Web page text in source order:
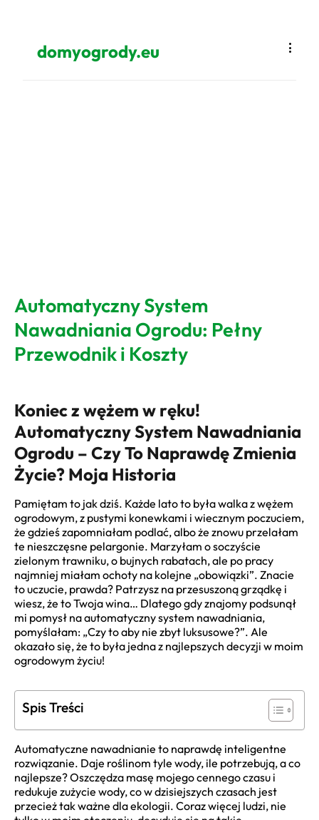
domyogrody.eu
Automatyczny System
Nawadniania Ogrodu: Pełny
Przewodnik i Koszty
Koniec z wężem w ręku!
Automatyczny System Nawadniania
Ogrodu – Czy To Naprawdę Zmienia
Życie? Moja Historia
Pamiętam to jak dziś. Każde lato to była walka z wężem
ogrodowym, z pustymi konewkami i wiecznym poczuciem,
że gdzieś zapomniałam podlać, albo że znowu przelałam
te nieszczęsne pelargonie. Marzyłam o soczyście
zielonym trawniku, o bujnych rabatach, ale po pracy
najmniej miałam ochoty na kolejne „obowiązki”. Znacie
to uczucie, prawda? Patrzysz na przesuszoną grządkę i
wiesz, że to Twoja wina… Dlatego gdy znajomy podsunął
mi pomysł na automatyczny system nawadniania,
pomyślałam: „Czy to aby nie zbyt luksusowe?”. Ale
okazało się, że to była jedna z najlepszych decyzji w moim
ogrodowym życiu!
Spis Treści
Automatyczne nawadnianie to naprawdę inteligentne
rozwiązanie. Daje roślinom tyle wody, ile potrzebują, a co
najlepsze? Oszczędza masę mojego cennego czasu i
redukuje zużycie wody, co w dzisiejszych czasach jest
przecież tak ważne dla ekologii. Coraz więcej ludzi, nie